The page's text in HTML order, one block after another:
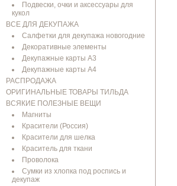
Подвески, очки и аксессуары для
кукол
ВСЕ ДЛЯ ДЕКУПАЖА
Салфетки для декупажа новогодние
Декоративные элементы
Декупажные карты А3
Декупажные карты А4
РАСПРОДАЖА
ОРИГИНАЛЬНЫЕ ТОВАРЫ ТИЛЬДА
ВСЯКИЕ ПОЛЕЗНЫЕ ВЕЩИ
Магниты
Красители (Россия)
Красители для шелка
Краситель для ткани
Проволока
Сумки из хлопка под роспись и
декупаж